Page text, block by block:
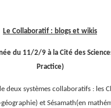
Le Collaboratif : blogs et wikis
du 11/2/9 à la Cité des
Practice)
deux systèmes collaboratifs : les
et Sésamath(en